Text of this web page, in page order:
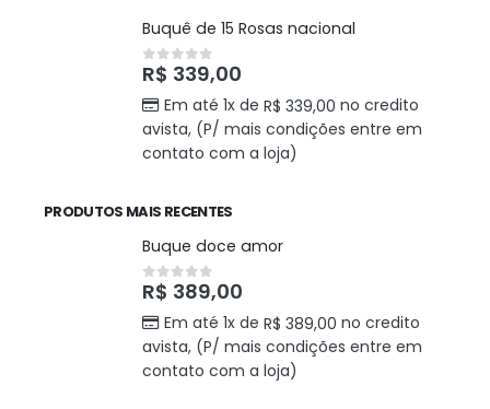
Buquê de 15 Rosas nacional
0out of 5
R$ 339,00
Em até 1x de R$ 339,00 no credito
avista, (P/ mais condições entre em
contato com a loja)
PRODUTOS MAIS RECENTES
Buque doce amor
0out of 5
R$ 389,00
Em até 1x de R$ 389,00 no credito
avista, (P/ mais condições entre em
contato com a loja)